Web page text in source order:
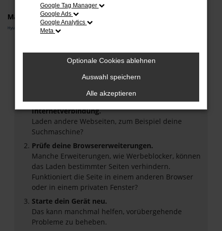
Marken
Hyundai
Fehler: Network Error
Beim Laden ist ein Fehler aufgetreten.
Hier sind ein paar Tipps, die dir helfen können:
Überprüfe deine Firewall und deine
Internetverbindung.
Laden andere Webseiten, zum Beispiel deine
Suchmaschine?
Prüfe deine Browsererweiterungen.
Manche Erweiterungen, wie Werbeblocker, können
das Laden bestimmter Seiten verhindern.
Funktioniert die Seite in einem anderen Browser
oder in einem privaten Fenster?
Starte dein Gerät neu.
Das kann manchmal helfen, vorübergehende
Probleme zu beheben.
Google Tag Manager
Google Ads
Google Analytics
Meta
Optionale Cookies ablehnen
Auswahl speichern
Alle akzeptieren